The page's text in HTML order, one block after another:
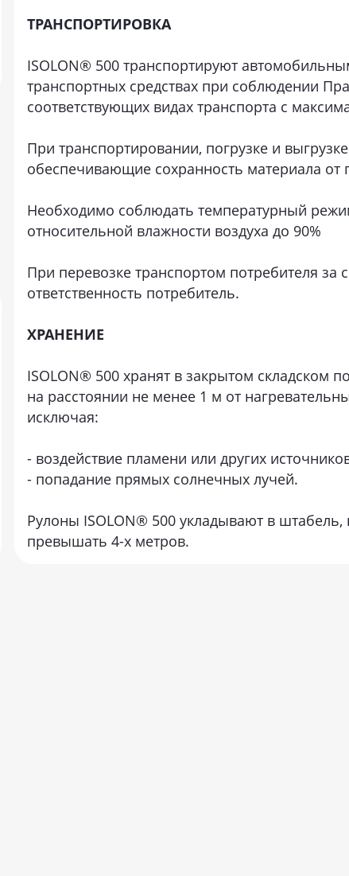
ТРАНСПОРТИРОВКА
ISOLON® 500 транспортируют
транспортных средствах при соблюдении
соответствующих видах транспорта с
При транспортировании, погрузке и
обеспечивающие сохранность материала от
Необходимо соблюдать температурный
относительной влажности воздуха до 90%
При перевозке транспортом потребителя за
ответственность потребитель.
ХРАНЕНИЕ
ISOLON® 500 хранят в закрытом
на расстоянии не менее 1 м от
исключая:
- воздействие пламени или других
- попадание прямых солнечных лучей.
Рулоны ISOLON® 500 укладывают в
превышать 4-х метров.